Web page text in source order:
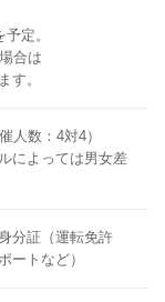
定。
合は
す。
人数：4対4）
によっては男女差
分証（運転免許
ートなど）